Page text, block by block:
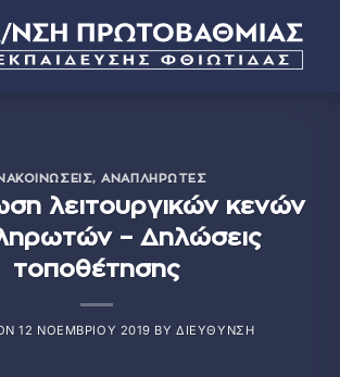
,ΑΝΑΠΛΗΡΩΤΈΣ
λειτουργικών κενών
– Δηλώσεις
τοποθέτησης
12 ΝΟΕΜΒΡΊΟΥ 2019 BYΔΙΕΎΘΥΝΣΗ